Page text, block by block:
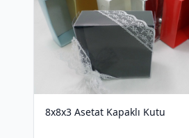
8x8x3 Asetat Kapaklı Kutu